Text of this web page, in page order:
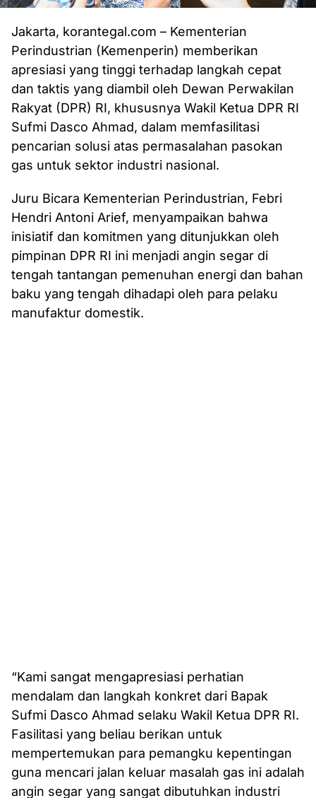
Jakarta, korantegal.com – Kementerian
Perindustrian (Kemenperin) memberikan
apresiasi yang tinggi terhadap langkah cepat
dan taktis yang diambil oleh Dewan Perwakilan
Rakyat (DPR) RI, khususnya Wakil Ketua DPR RI
Sufmi Dasco Ahmad, dalam memfasilitasi
pencarian solusi atas permasalahan pasokan
gas untuk sektor industri nasional.
Juru Bicara Kementerian Perindustrian, Febri
Hendri Antoni Arief, menyampaikan bahwa
inisiatif dan komitmen yang ditunjukkan oleh
pimpinan DPR RI ini menjadi angin segar di
tengah tantangan pemenuhan energi dan bahan
baku yang tengah dihadapi oleh para pelaku
manufaktur domestik.
“Kami sangat mengapresiasi perhatian
mendalam dan langkah konkret dari Bapak
Sufmi Dasco Ahmad selaku Wakil Ketua DPR RI.
Fasilitasi yang beliau berikan untuk
mempertemukan para pemangku kepentingan
guna mencari jalan keluar masalah gas ini adalah
angin segar yang sangat dibutuhkan industri